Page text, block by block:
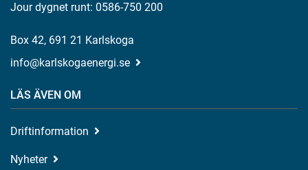
Jour dygnet runt: 0586-750 200
Box 42, 691 21 Karlskoga
info@karlskogaenergi.se
LÄS ÄVEN OM
Driftinformation
Nyheter